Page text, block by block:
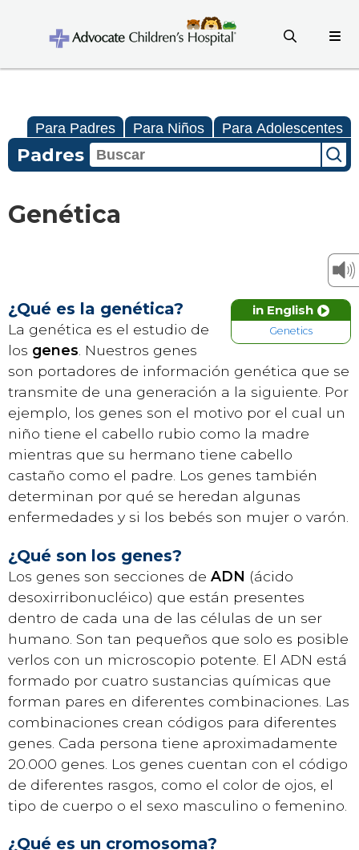
Para Padres Para Niños Para Adolescentes
Padres
Genética
in English
Genetics
¿Qué es la genética?
La genética es el estudio de
los genes . Nuestros genes
son portadores de información genética que se
transmite de una generación a la siguiente. Por
ejemplo, los genes son el motivo por el cual un
niño tiene el cabello rubio como la madre
mientras que su hermano tiene cabello
castaño como el padre. Los genes también
determinan por qué se heredan algunas
enfermedades y si los bebés son mujer o varón.
¿Qué son los genes?
Los genes son secciones de ADN (ácido
desoxirribonucléico) que están presentes
dentro de cada una de las células de un ser
humano. Son tan pequeños que solo es posible
verlos con un microscopio potente. El ADN está
formado por cuatro sustancias químicas que
forman pares en diferentes combinaciones. Las
combinaciones crean códigos para diferentes
genes. Cada persona tiene aproximadamente
20.000 genes. Los genes cuentan con el código
de diferentes rasgos, como el color de ojos, el
tipo de cuerpo o el sexo masculino o femenino.
¿Qué es un cromosoma?